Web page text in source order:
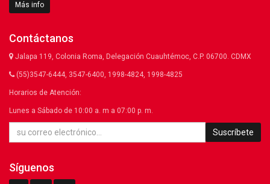
Más info
Contáctanos
Jalapa 119, Colonia Roma, Delegación Cuauhtémoc, C.P. 06700. CDMX
(55)3547-6444, 3547-6400, 1998-4824, 1998-4825
Horarios de Atención:
Lunes a Sábado de 10:00 a. m a 07:00 p. m.
Suscríbete
Síguenos